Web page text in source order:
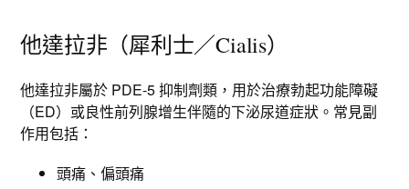
他達拉非（犀利士／Cialis）
他達拉非屬於 PDE-5 抑制劑類，用於治療勃起功能障礙
（ED）或良性前列腺增生伴隨的下泌尿道症狀。常見副
作用包括：
頭痛、偏頭痛